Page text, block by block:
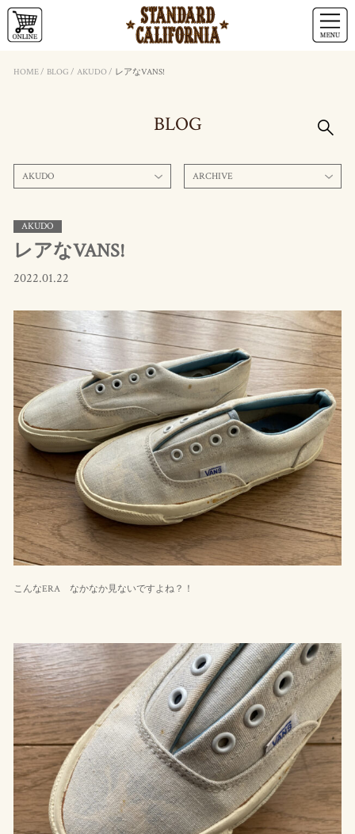
HOME/ BLOG / AKUDO/ レアなVANS!
BLOG
AKUDO ARCHIVE
AKUDO
レアなVANS!
2022.01.22
こんなERA なかなか見ないですよね？！